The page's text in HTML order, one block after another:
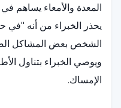
المعدة والأمعاء يساهم
يحذر الخبراء من أنه "في
الشخص بعض المشاكل
ويوصي الخبراء بتناول
الإمساك.